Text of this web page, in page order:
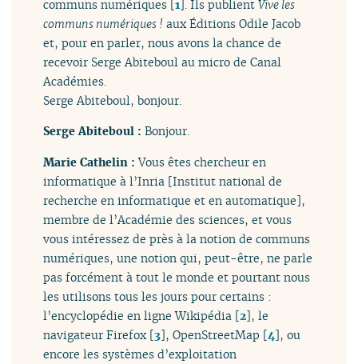
communs numériques [1]. Ils publientVive les
communs numériques ! aux Éditions Odile Jacob
et, pour en parler, nous avons la chance de
recevoir Serge Abiteboul au micro de Canal
Académies.
Serge Abiteboul, bonjour.
Serge Abiteboul :Bonjour.
Marie Cathelin :Vous êtes chercheur en
informatique à l’Inria [Institut national de
recherche en informatique et en automatique],
membre de l’Académie des sciences, et vous
vous intéressez de près à la notion de communs
numériques, une notion qui, peut-être, ne parle
pas forcément à tout le monde et pourtant nous
les utilisons tous les jours pour certains :
l’encyclopédie en ligne Wikipédia [2], le
navigateur Firefox [3], OpenStreetMap [4], ou
encore les systèmes d’exploitation